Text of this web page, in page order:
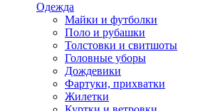
Одежда
Майки и футболки
Поло и рубашки
Толстовки и свитшоты
Головные уборы
Дождевики
Фартуки, прихватки
Жилетки